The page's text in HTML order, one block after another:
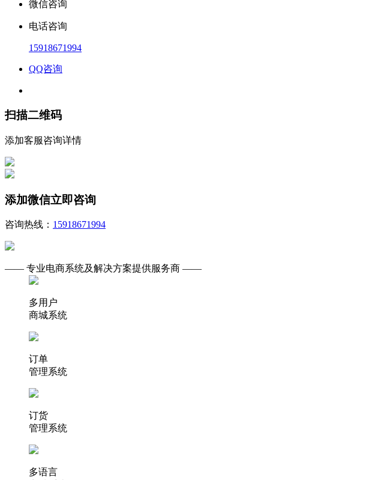
微信咨询
电话咨询
15918671994
QQ咨询
扫描二维码
添加客服咨询详情
添加微信立即咨询
咨询热线： 15918671994
—— 专业电商系统及解决方案提供服务商 ——
多用户
商城系统
订单
管理系统
订货
管理系统
多语言